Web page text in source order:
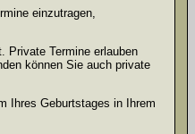
einzutragen,
Private Termine erlauben
können Sie auch private
Ihres Geburtstages in Ihrem